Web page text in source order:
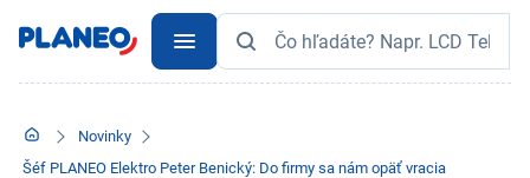
Novinky
Šéf PLANEO Elektro Peter Benický: Do firmy sa nám opäť vracia